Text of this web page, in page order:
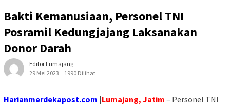
Bakti Kemanusiaan, Personel TNI
Posramil Kedungjajang Laksanakan
Donor Darah
Editor Lumajang
29 Mei 2023
1990 Dilihat
Harianmerdekapost.com |Lumajang, Jatim – Personel TNI